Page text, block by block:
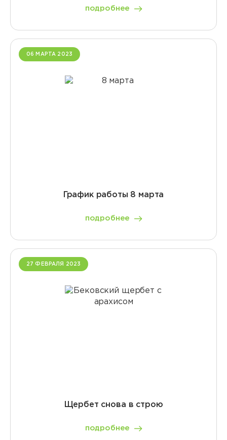
подробнее
06 МАРТА 2023
График работы 8 марта
подробнее
27 ФЕВРАЛЯ 2023
Щербет снова в строю
подробнее